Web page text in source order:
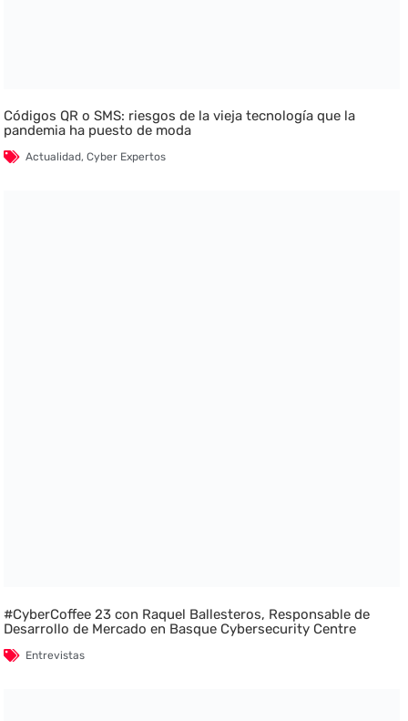
Códigos QR o SMS: riesgos de la vieja tecnología que la
pandemia ha puesto de moda
Actualidad,Cyber Expertos
#CyberCoffee 23 con Raquel Ballesteros, Responsable de
Desarrollo de Mercado en Basque Cybersecurity Centre
Entrevistas